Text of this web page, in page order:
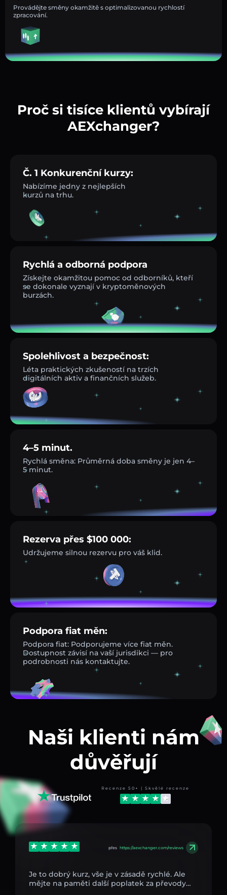
Provádějte směny okamžitě s optimalizovanou rychlostí
zpracování.
Proč si tisíce klientů vybírají
AEXchanger?
Č. 1 Konkurenční kurzy:
Nabízíme jedny z nejlepších
kurzů na trhu.
Rychlá a odborná podpora
Získejte okamžitou pomoc od odborníků, kteří
se dokonale vyznají v kryptoměnových
burzách.
Spolehlivost a bezpečnost:
Léta praktických zkušeností na trzích
digitálních aktiv a finančních služeb.
4–5 minut.
Rychlá směna: Průměrná doba směny je jen 4–
5 minut.
Rezerva přes $100 000:
Udržujeme silnou rezervu pro váš klid.
Podpora fiat měn:
Podpora fiat: Podporujeme více fiat měn.
Dostupnost závisí na vaší jurisdikci — pro
podrobnosti nás kontaktujte.
Naši klienti nám
důvěřují
Recenze 50+ | Skvělé recenze
přes https://aexchanger.com/reviews
Je to dobrý kurz, vše je v zásadě rychlé. Ale
mějte na paměti další poplatek za převody…